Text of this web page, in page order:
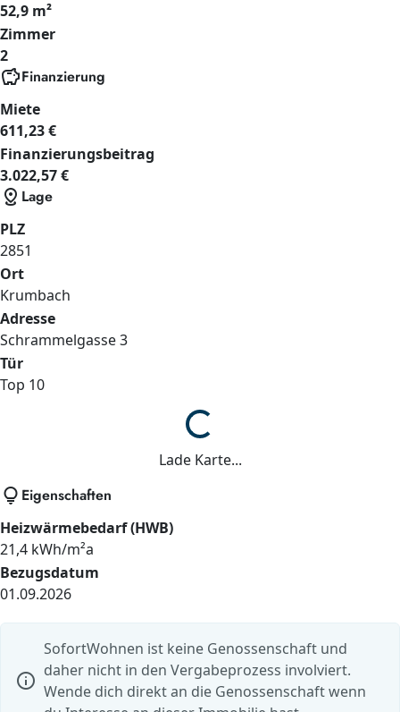
52,9 m²
Zimmer
2
savingsFinanzierung
Miete
611,23 €
Finanzierungsbeitrag
3.022,57 €
distance Lage
PLZ
2851
Ort
Krumbach
Adresse
Schrammelgasse3
Tür
Top 10
Lade...
Lade Karte...
lightbulb Eigenschaften
Heizwärmebedarf (HWB)
21,4 kWh/m²a
Bezugsdatum
01.09.2026
info
SofortWohnen ist keine Genossenschaft und
daher nicht in den Vergabeprozess involviert.
Wende dich direkt an die Genossenschaft wenn